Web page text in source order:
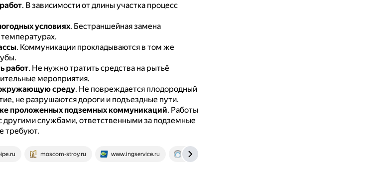
. В зависимости от длины участка процесс
условиях. Бестраншейная замена
. Коммуникации прокладываются в том же
работ. Не нужно тратить средства на рытьё
мероприятия.
среду. Не повреждается плодородный
не разрушаются дороги и подъездные пути.
проложенных подземных коммуникаций. Работы
другими службами, ответственными за подземные
требуют.
moscom-stroy.ru www.ingservice.ru rekat.org